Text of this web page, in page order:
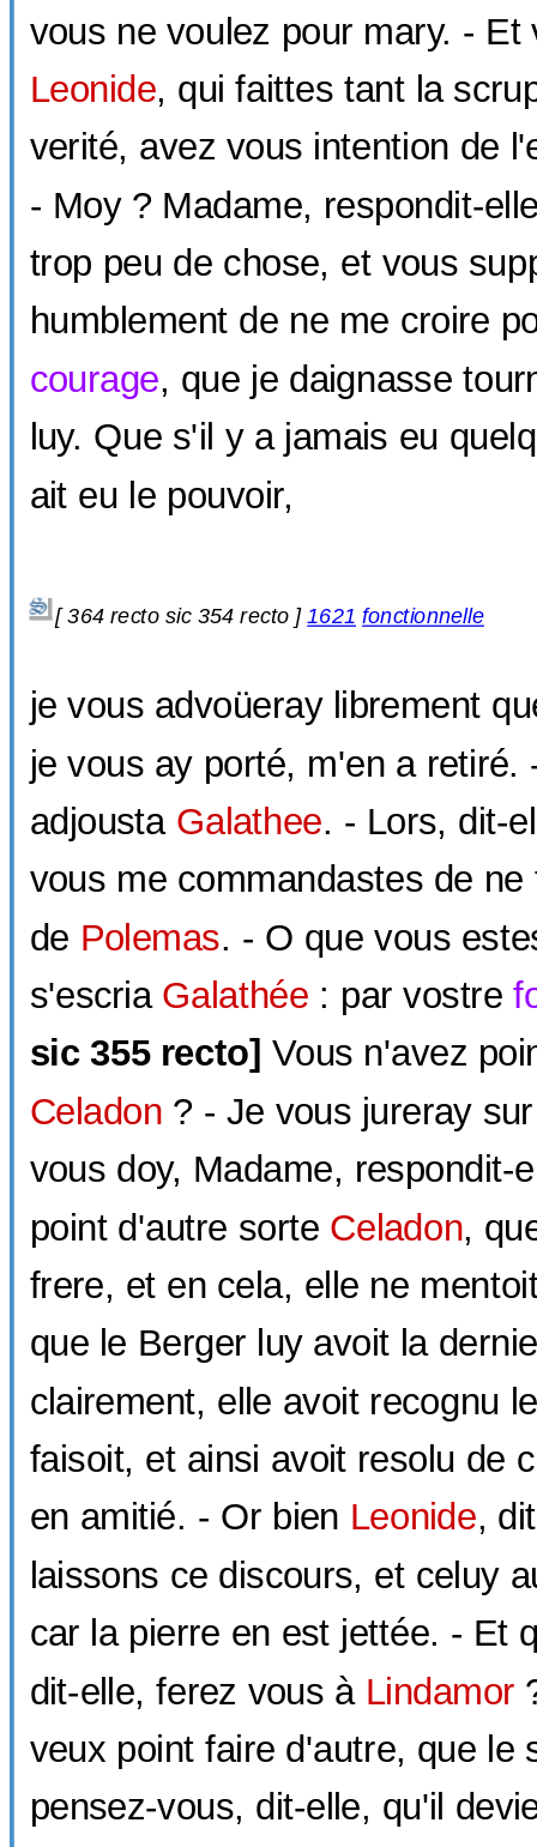
vous ne voulez pour mary. - Et
Leonide, qui faittes tant la
verité, avez vous intention de
- Moy ? Madame, respondit-
trop peu de chose, et vous
humblement de ne me croire
courage, que je daignasse
luy. Que s'il y a jamais eu
ait eu le pouvoir,
[364 recto sic354 recto ]1621 fonctionnelle
je vous advoüeray librement
je vous ay porté, m'en a retiré.
adjousta Galathee. - Lors, dit-
vous me commandastes de
de Polemas. - O que vous
s'escria Galathée : par vostre
sic355 recto] Vous n'avez
Celadon ? - Je vous jureray
vous doy, Madame, respondit-
point d'autre sorte Celadon,
frere, et en cela, elle ne
que le Berger luy avoit la
clairement, elle avoit recognu
faisoit, et ainsi avoit resolu de
en amitié. - Or bien Leonide,
laissons ce discours, et celuy
car la pierre en est jettée. - Et
dit-elle, ferez vous à Lindamor
veux point faire d'autre, que le
pensez-vous, dit-elle, qu'il